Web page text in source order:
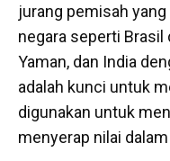
jurang pemisah
negara seperti Brasil
Yaman, dan India
adalah kunci untuk
digunakan untuk
menyerap nilai